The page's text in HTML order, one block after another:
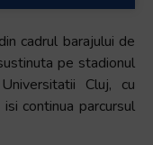
cadrul barajului de
pe stadionul
Cluj, cu
continua parcursul